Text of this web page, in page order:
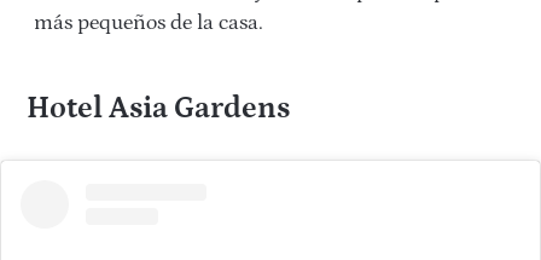
más pequeños de la casa.
Hotel Asia Gardens